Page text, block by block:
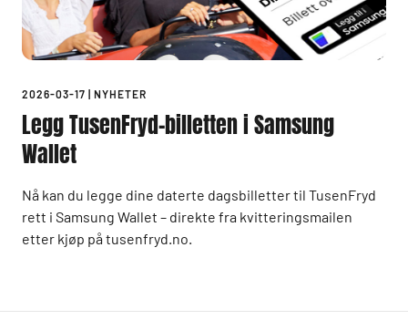
2026-03-17 NYHETER
Legg TusenFryd-billetten i Samsung
Wallet
Nå kan du legge dine daterte dagsbilletter til TusenFryd
rett i Samsung Wallet – direkte fra kvitteringsmailen
etter kjøp på tusenfryd.no.